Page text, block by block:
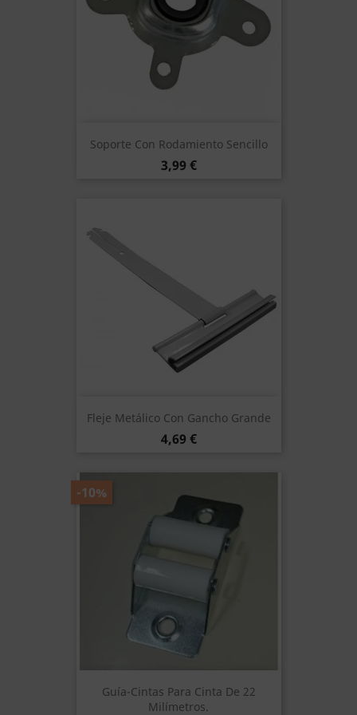
Soporte Con Rodamiento Sencillo
Precio
3,99 €
Fleje Metálico Con Gancho Grande
Precio
4,69 €
Guía-Cintas Para Cinta De 22
Milímetros.
-10%